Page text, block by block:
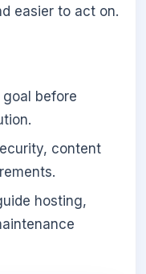
easier to act on.
before
content
hosting,